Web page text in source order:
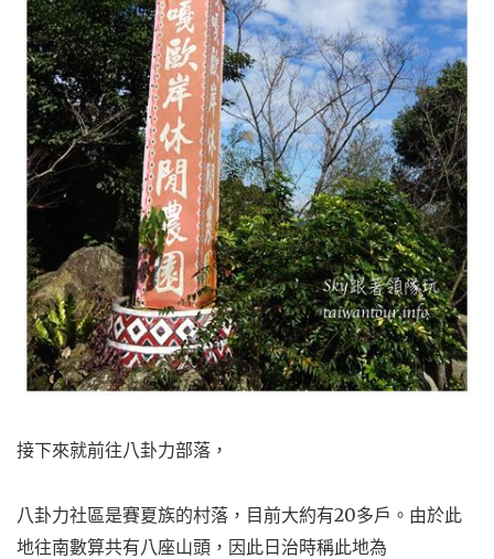
接下來就前往八卦力部落，
八卦力社區是賽夏族的村落，目前大約有20多戶。由於此
地往南數算共有八座山頭，因此日治時稱此地為